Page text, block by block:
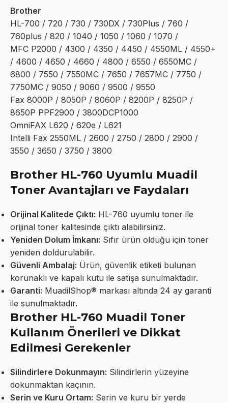
Brother
HL-700 / 720 / 730 / 730DX / 730Plus / 760 /
760plus / 820 / 1040 / 1050 / 1060 / 1070 /
MFC P2000 / 4300 / 4350 / 4450 / 4550ML / 4550+
/ 4600 / 4650 / 4660 / 4800 / 6550 / 6550MC /
6800 / 7550 / 7550MC / 7650 / 7657MC / 7750 /
7750MC / 9050 / 9060 / 9500 / 9550
Fax 8000P / 8050P / 8060P / 8200P / 8250P /
8650P PPF2900 / 3800DCP1000
OmniFAX L620 / 620e / L621
Intelli Fax 2550ML / 2600 / 2750 / 2800 / 2900 /
3550 / 3650 / 3750 / 3800
Brother HL-760 Uyumlu Muadil
Toner Avantajları ve Faydaları
Orijinal Kalitede Çıktı: HL-760 uyumlu toner ile
orijinal toner kalitesinde çıktı alabilirsiniz.
Yeniden Dolum İmkanı: Sıfır ürün olduğu için toner
yeniden doldurulabilir.
Güvenli Ambalaj: Ürün, güvenlik etiketi bulunan
korunaklı ve kapalı kutu ile satışa sunulmaktadır.
Garanti: MuadilShop® markası altında 24 ay garanti
ile sunulmaktadır.
Brother HL-760 Muadil Toner
Kullanım Önerileri ve Dikkat
Edilmesi Gerekenler
Silindirlere Dokunmayın: Silindirlerin yüzeyine
dokunmaktan kaçının.
Serin ve Kuru Ortam: Serin ve kuru bir yerde